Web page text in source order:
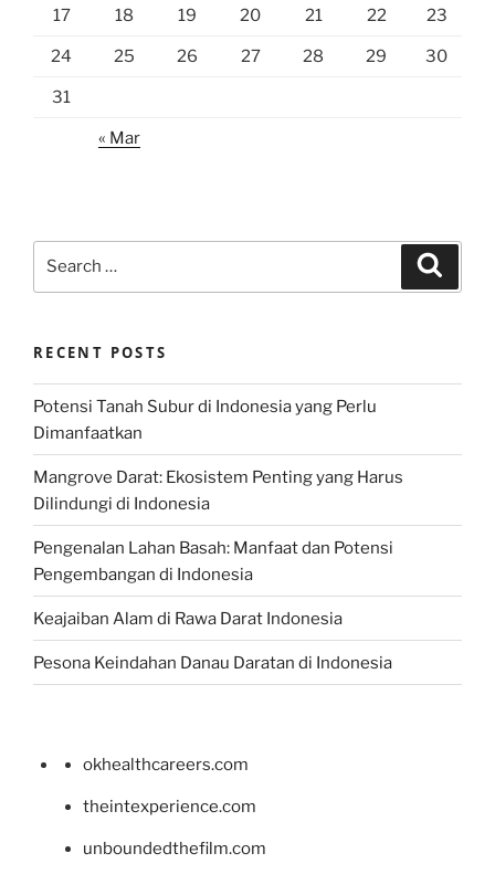
17 18 19 20 21 22 23
24 25 26 27 28 29 30
31
« Mar
RECENT POSTS
Potensi Tanah Subur di Indonesia yang Perlu
Dimanfaatkan
Mangrove Darat: Ekosistem Penting yang Harus
Dilindungi di Indonesia
Pengenalan Lahan Basah: Manfaat dan Potensi
Pengembangan di Indonesia
Keajaiban Alam di Rawa Darat Indonesia
Pesona Keindahan Danau Daratan di Indonesia
okhealthcareers.com
theintexperience.com
unboundedthefilm.com